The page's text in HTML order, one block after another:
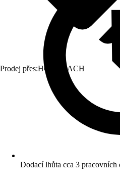
Prodej přes:HORNBACH
Dodací lhůta cca 3 pracovních